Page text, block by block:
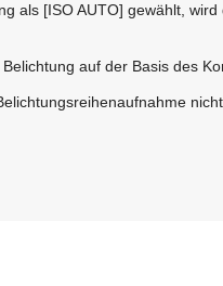
als [ISO AUTO] gewählt, wird
auf der Basis des